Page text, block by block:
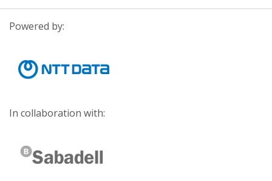
Powered by:
In collaboration with: